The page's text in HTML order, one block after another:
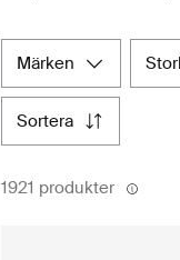
märken
sortera
1921 produkter